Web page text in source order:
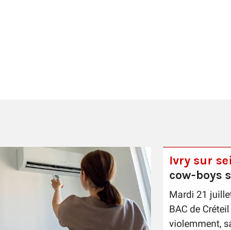
Ivry sur
cow-boys
Mardi 21
BAC de
violemment,